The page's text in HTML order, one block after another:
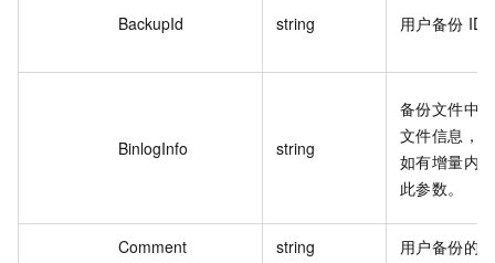
BackupId string 用户备份 ID
BinlogInfo string
备份文件中
文件信息，
如有增量内
此参数。
Comment string 用户备份的